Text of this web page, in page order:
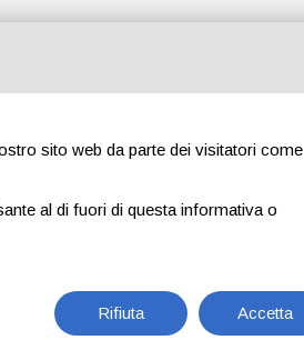
sito web da parte dei visitatori come
al di fuori di questa informativa o
Rifiuta Accetta